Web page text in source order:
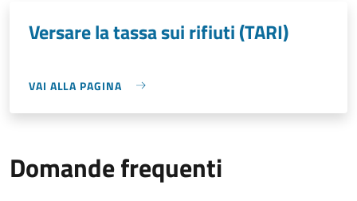
Versare la tassa sui rifiuti (TARI)
VAI ALLA PAGINA
Domande frequenti